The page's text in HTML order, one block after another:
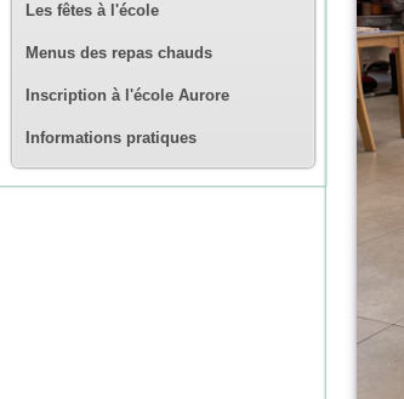
Les fêtes à l'école
Menus des repas chauds
Inscription à l'école Aurore
Informations pratiques